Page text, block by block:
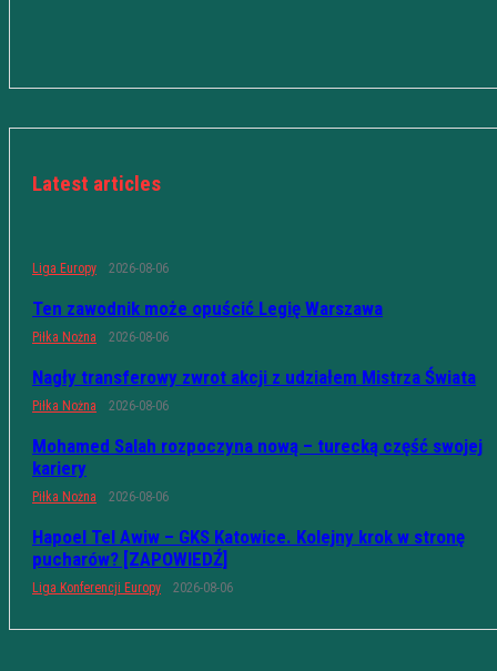
Latest articles
Liga Europy 2026-08-06
Ten zawodnik może opuścić Legię Warszawa
Piłka Nożna 2026-08-06
Nagły transferowy zwrot akcji z udziałem Mistrza Świata
Piłka Nożna 2026-08-06
Mohamed Salah rozpoczyna nową – turecką część swojej
kariery
Piłka Nożna 2026-08-06
Hapoel Tel Awiw – GKS Katowice. Kolejny krok w stronę
pucharów? [ZAPOWIEDŹ]
Liga Konferencji Europy 2026-08-06